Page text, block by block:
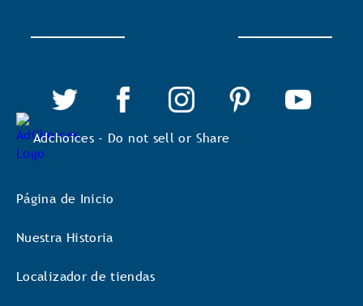
Adchoices - Do not sell or Share
Página de Inicio
Nuestra Historia
Localizador de tiendas